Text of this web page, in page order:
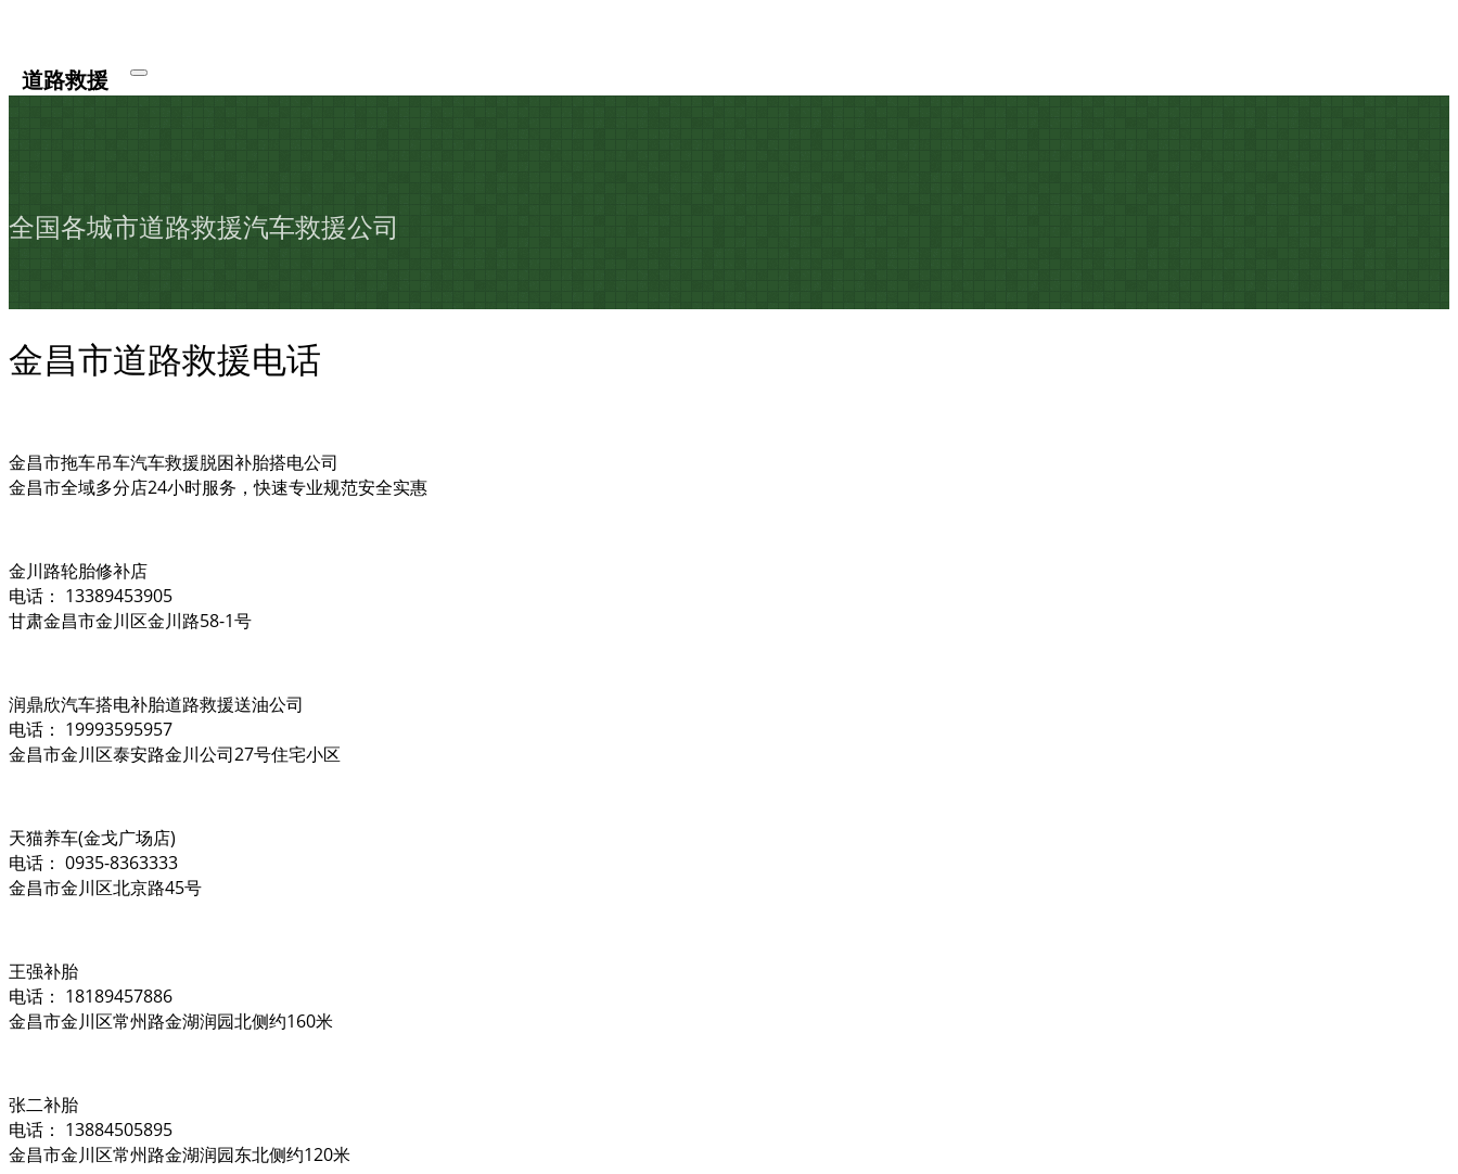
道路救援
全国各城市道路救援汽车救援公司
金昌市道路救援电话
金昌市拖车吊车汽车救援脱困补胎搭电公司
金昌市全域多分店24小时服务，快速专业规范安全实惠
金川路轮胎修补店
电话： 13389453905
甘肃金昌市金川区金川路58-1号
润鼎欣汽车搭电补胎道路救援送油公司
电话： 19993595957
金昌市金川区泰安路金川公司27号住宅小区
天猫养车(金戈广场店)
电话： 0935-8363333
金昌市金川区北京路45号
王强补胎
电话： 18189457886
金昌市金川区常州路金湖润园北侧约160米
张二补胎
电话： 13884505895
金昌市金川区常州路金湖润园东北侧约120米